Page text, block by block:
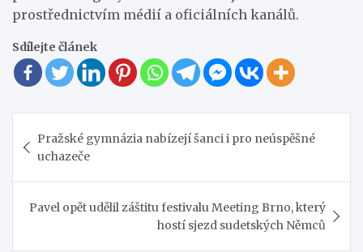
prostřednictvím médií a oficiálních kanálů.
Sdílejte článek
pro
příspěvek
Pražské gymnázia nabízejí šanci i pro neúspěšné
uchazeče
Pavel opět udělil záštitu festivalu Meeting Brno, který
hostí sjezd sudetských Němců